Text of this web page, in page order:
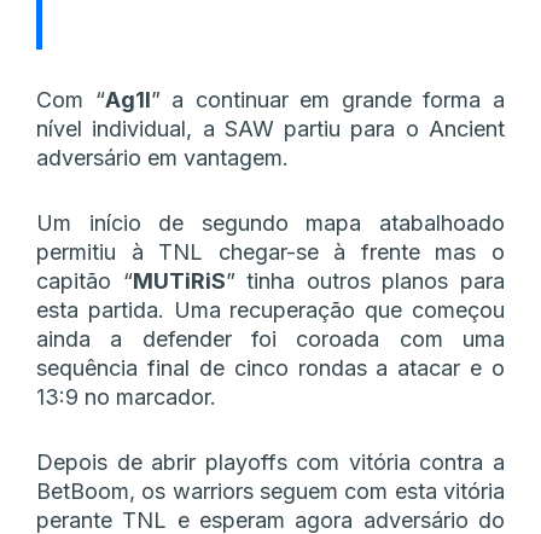
Com “Ag1l” a continuar em grande forma a
nível individual, a SAW partiu para o Ancient
adversário em vantagem.
Um início de segundo mapa atabalhoado
permitiu à TNL chegar-se à frente mas o
capitão “MUTiRiS” tinha outros planos para
esta partida. Uma recuperação que começou
ainda a defender foi coroada com uma
sequência final de cinco rondas a atacar e o
13:9 no marcador.
Depois de abrir playoffs com vitória contra a
BetBoom, os warriors seguem com esta vitória
perante TNL e esperam agora adversário do